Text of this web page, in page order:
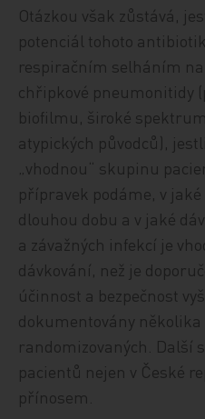
Otázkou však zůstává,
potenciál tohoto
respiračním selháním
chřipkové pneumonitidy
biofilmu, široké
atypických původců),
„vhodnou“ skupinu
přípravek podáme, v
dlouhou dobu a v jaké
a závažných infekcí je
dávkování, než je
účinnost a bezpečnost
dokumentovány
randomizovaných. Další
pacientů nejen v České
přínosem.